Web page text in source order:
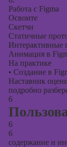
Работа с Figma
Освоите
Скетчи
Статичные
Интерактивные
Анимация в
На практике
• Создание в
Наставник
подробно
6
6
6
содержание и